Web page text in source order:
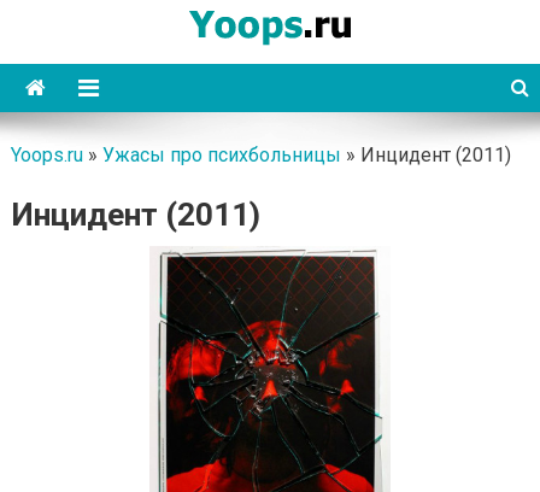
content
Yoops
Yoops.ru» Ужасы про психбольницы » Инцидент (2011)
Инцидент (2011)